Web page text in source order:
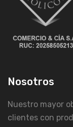
Nosotros
Nuestro mayor
clientes con